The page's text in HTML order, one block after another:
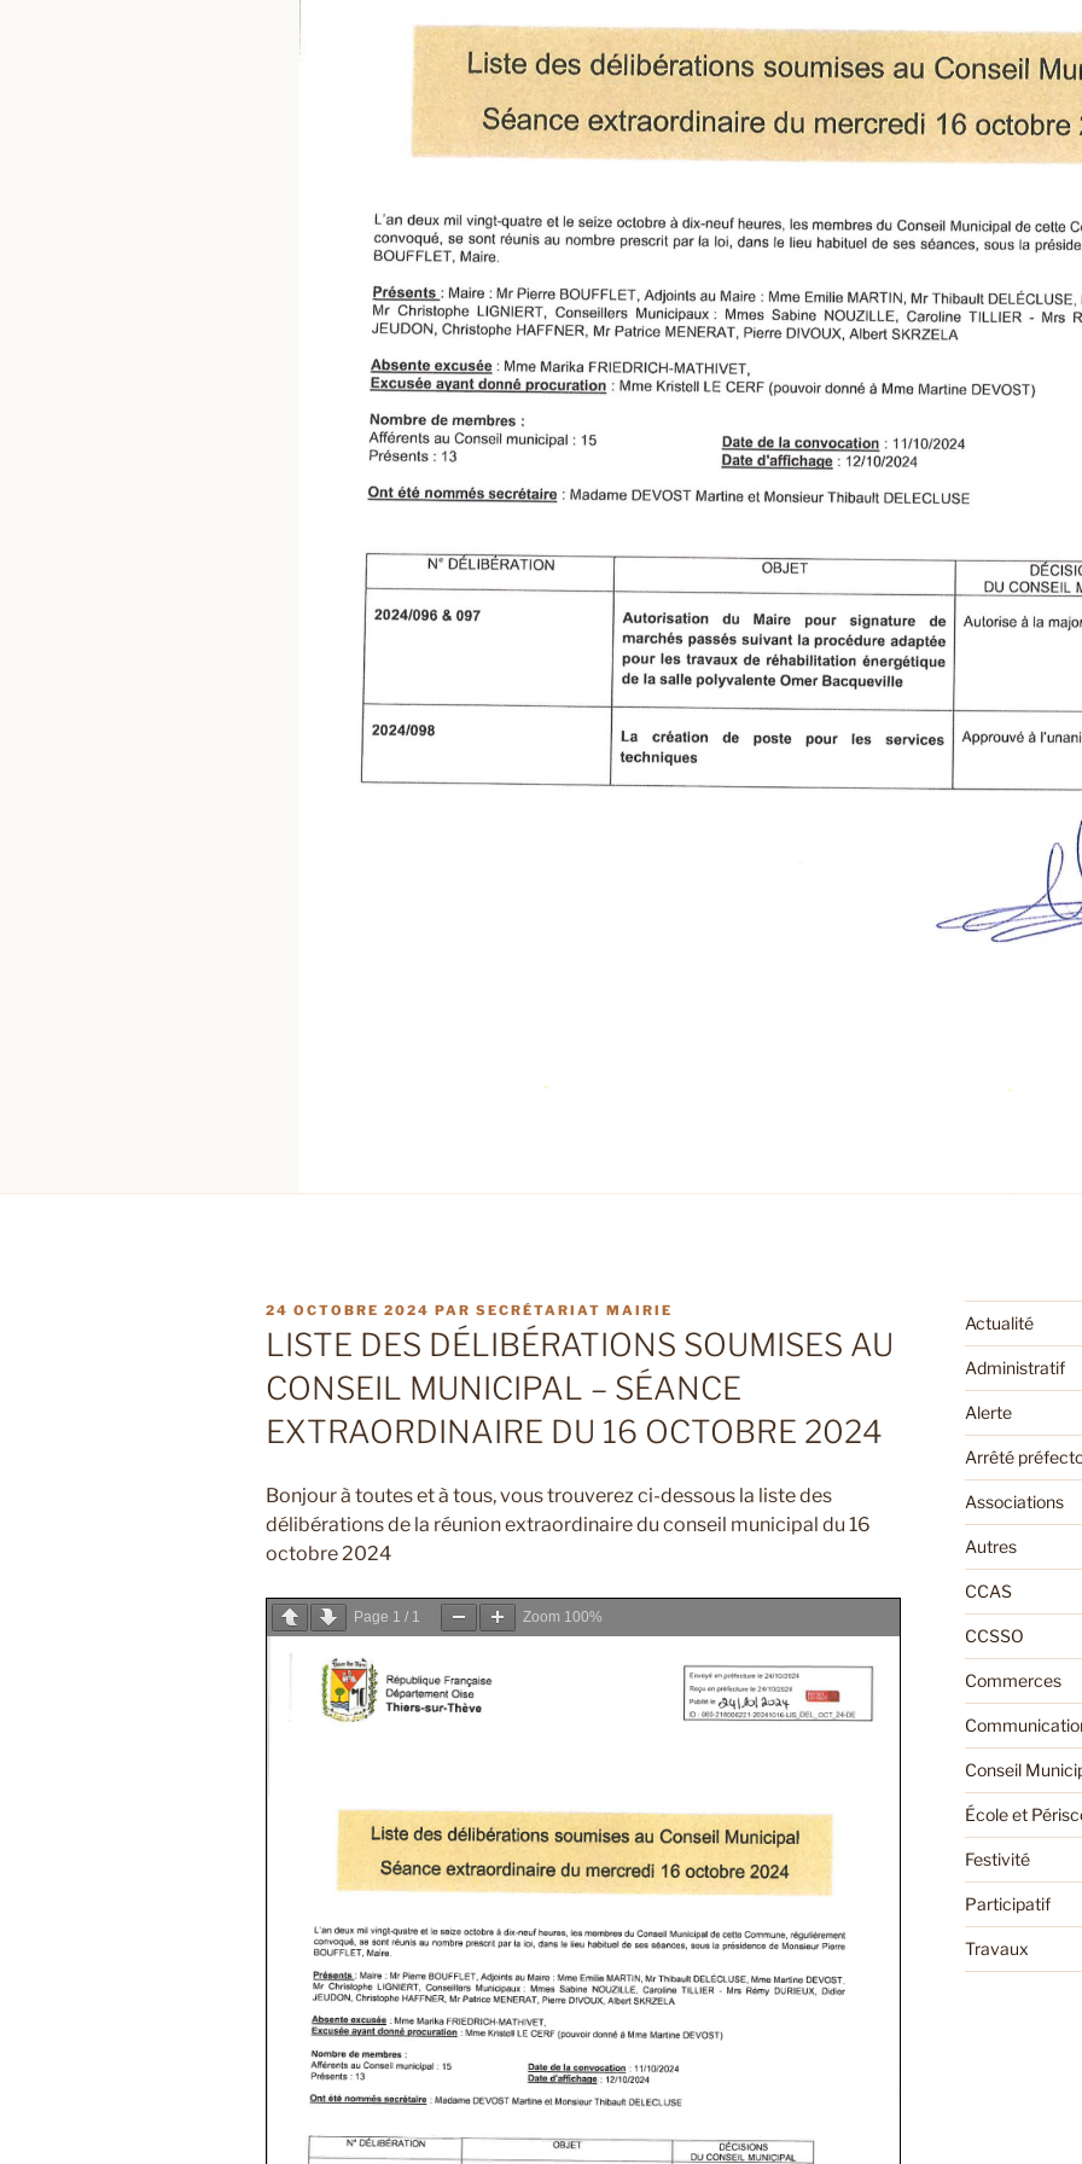
PUBLIÉ
LE
24 OCTOBRE 2024 PAR SECRÉTARIAT MAIRIE
LISTE DES DÉLIBÉRATIONS SOUMISES AU
CONSEIL MUNICIPAL – SÉANCE
EXTRAORDINAIRE DU 16 OCTOBRE 2024
Bonjour à toutes et à tous, vous trouverez ci-dessous la liste des
délibérations de la réunion extraordinaire du conseil municipal du 16
octobre 2024
Page 1 / 1 Zoom 100%
Actualité
Administratif
Alerte
Arrêté
Associations
Autres
CCAS
CCSSO
Commerces
Conseil
École et
Festivité
Participatif
Travaux